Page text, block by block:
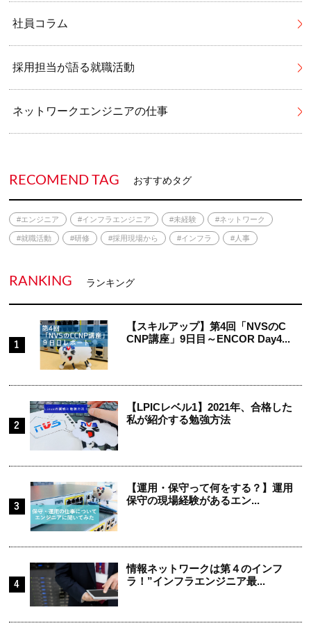
社員コラム
採用担当が語る就職活動
ネットワークエンジニアの仕事
RECOMEND TAG おすすめタグ
#エンジニア #インフラエンジニア #未経験 #ネットワーク
#就職活動 #研修 #採用現場から #インフラ #人事
RANKING ランキング
【スキルアップ】第4回「NVSのC
CNP講座」9日目～ENCOR Day4...
【LPICレベル1】2021年、合格した
私が紹介する勉強方法
【運用・保守って何をする？】運用
保守の現場経験があるエン...
情報ネットワークは第４のインフ
ラ！”インフラエンジニア最...